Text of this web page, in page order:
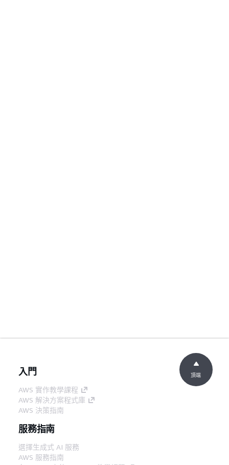
入門
AWS 實作教學課程
AWS 解決方案程式庫
AWS 決策指南
服務指南
選擇生成式 AI 服務
AWS 服務指南
頂端